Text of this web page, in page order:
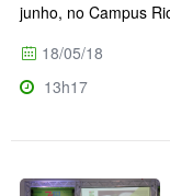
junho, no Campus
18/05/18
13h17